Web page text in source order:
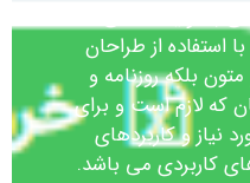
تولید سادگی
از طراحان
بلکه روزنامه و
که لازم است و برای
نیاز و کاربردهای
کاربردی می باشد.